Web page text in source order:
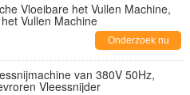
Vloeibare het Vullen Machine,
Vullen Machine
Onderzoek nu
van 380V 50Hz,
Vleessnijder